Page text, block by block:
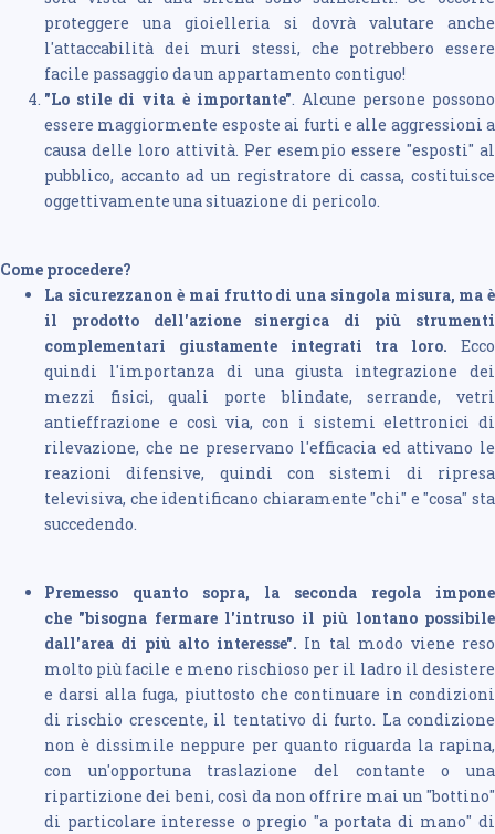
proteggere una gioielleria si dovrà valutare anche
l'attaccabilità dei muri stessi, che potrebbero essere
facile passaggio da un appartamento contiguo!
"Lo stile di vita è importante". Alcune persone possono
essere maggiormente esposte ai furti e alle aggressioni a
causa delle loro attività. Per esempio essere "esposti" al
pubblico, accanto ad un registratore di cassa, costituisce
oggettivamente una situazione di pericolo.
Come procedere?
La sicurezzanon è mai frutto di una singola misura, ma è
il prodotto dell'azione sinergica di più strumenti
complementari giustamente integrati tra loro. Ecco
quindi l'importanza di una giusta integrazione dei
mezzi fisici, quali porte blindate, serrande, vetri
antieffrazione e così via, con i sistemi elettronici di
rilevazione, che ne preservano l'efficacia ed attivano le
reazioni difensive, quindi con sistemi di ripresa
televisiva, che identificano chiaramente "chi" e "cosa" sta
succedendo.
Premesso quanto sopra, la seconda regola impone
che "bisogna fermare l'intruso il più lontano possibile
dall'area di più alto interesse". In tal modo viene reso
molto più facile e meno rischioso per il ladro il desistere
e darsi alla fuga, piuttosto che continuare in condizioni
di rischio crescente, il tentativo di furto. La condizione
non è dissimile neppure per quanto riguarda la rapina,
con un'opportuna traslazione del contante o una
ripartizione dei beni, così da non offrire mai un "bottino"
di particolare interesse o pregio "a portata di mano" di